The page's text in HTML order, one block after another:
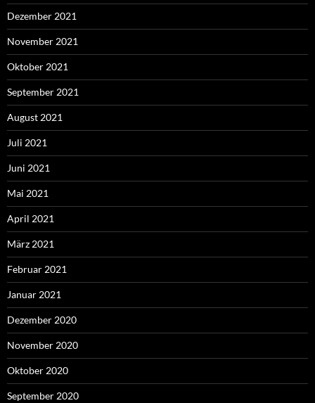
Dezember 2021
November 2021
Oktober 2021
September 2021
August 2021
Juli 2021
Juni 2021
Mai 2021
April 2021
März 2021
Februar 2021
Januar 2021
Dezember 2020
November 2020
Oktober 2020
September 2020